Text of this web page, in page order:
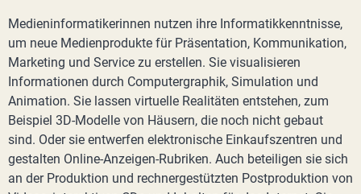
Medieninformatikerinnen nutzen ihre Informatikkenntnisse,
um neue Medienprodukte für Präsentation, Kommunikation,
Marketing und Service zu erstellen. Sie visualisieren
Informationen durch Computergraphik, Simulation und
Animation. Sie lassen virtuelle Realitäten entstehen, zum
Beispiel 3D-Modelle von Häusern, die noch nicht gebaut
sind. Oder sie entwerfen elektronische Einkaufszentren und
gestalten Online-Anzeigen-Rubriken. Auch beteiligen sie sich
an der Produktion und rechnergestützten Postproduktion von